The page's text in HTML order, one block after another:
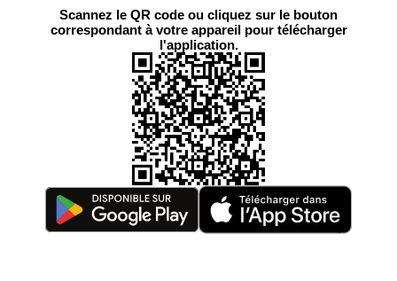
Scannez le QR code ou cliquez sur le bouton
correspondant à votre appareil pour télécharger
l'application.